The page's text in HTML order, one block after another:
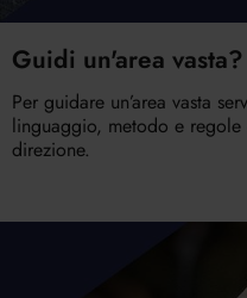
Guidi un'area
Per guidare un’area vasta
linguaggio, metodo e
direzione.